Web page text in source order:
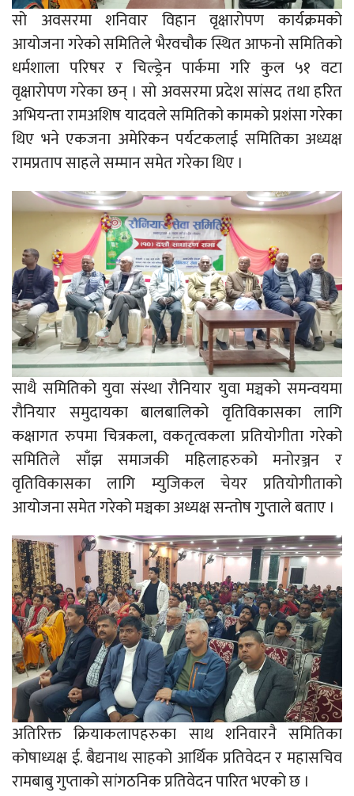
सो अवसरमा शनिवार विहान वृक्षारोपण कार्यक्रमको
आयोजना गरेको समितिले भैरवचौक स्थित आफनो समितिको
धर्मशाला परिषर र चिल्ड्रेन पार्कमा गरि कुल ५१ वटा
वृक्षारोपण गरेका छन् । सो अवसरमा प्रदेश सांसद तथा हरित
अभियन्ता रामअशिष यादवले समितिको कामको प्रशंसा गरेका
थिए भने एकजना अमेरिकन पर्यटकलाई समितिका अध्यक्ष
रामप्रताप साहले सम्मान समेत गरेका थिए ।
साथै समितिको युवा संस्था रौनियार युवा मञ्चको समन्वयमा
रौनियार समुदायका बालबालिको वृतिविकासका लागि
कक्षागत रुपमा चित्रकला, वकतृत्वकला प्रतियोगीता गरेको
समितिले साँझ समाजकी महिलाहरुको मनोरञ्जन र
वृतिविकासका लागि म्युजिकल चेयर प्रतियोगीताको
आयोजना समेत गरेको मञ्चका अध्यक्ष सन्तोष गुुप्ताले बताए ।
अतिरिक्त क्रियाकलापहरुका साथ शनिवारनै समितिका
कोषाध्यक्ष ई. बैद्यनाथ साहको आर्थिक प्रतिवेदन र महासचिव
रामबाबु गुप्ताको सांगठनिक प्रतिवेदन पारित भएको छ ।